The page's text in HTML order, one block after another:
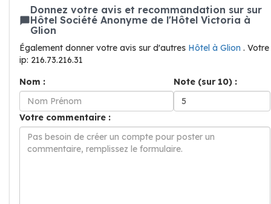
Donnez votre avis et recommandation sur sur
Hôtel Société Anonyme de l'Hôtel Victoria à
Glion
Également donner votre avis sur d'autres Hôtel à Glion . Votre
ip: 216.73.216.31
Nom :
Note (sur 10) :
Votre commentaire :